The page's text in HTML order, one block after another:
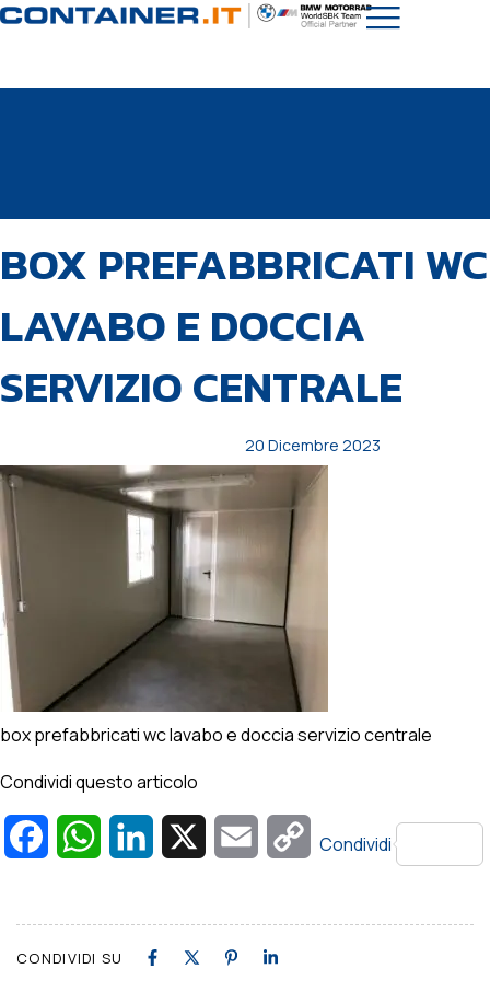
IN:
BOX PREFABBRICATI WC
LAVABO E DOCCIA
SERVIZIO CENTRALE
il:
20 Dicembre 2023
box prefabbricati wc lavabo e doccia servizio centrale
Condividi questo articolo
FacebookWhatsAppLinkedIn Email
Copy
Condividi
CONDIVIDI SU